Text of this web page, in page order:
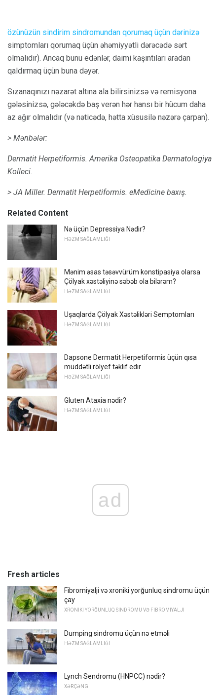
özünüzün sindirim sindromundan qorumaq üçün dərinizə
simptomları qorumaq üçün əhəmiyyətli dərəcədə sərt
olmalıdır). Ancaq bunu edənlər, daimi kaşıntıları aradan
qaldırmaq üçün buna dəyər.
Sızanaqınızı nəzarət altına ala bilirsinizsə və remisyona
gələsinizsə, gələcəkdə baş verən hər hansı bir hücum daha
az ağır olmalıdır (və nəticədə, hətta xüsusilə nəzərə çarpan).
> Mənbələr:
Dermatit Herpetiformis. Amerika Osteopatika Dermatologiya
Kolleci.
> JA Miller. Dermatit Herpetiformis. eMedicine baxış.
Related Content
Nə üçün Depressiya Nədir?
HƏZM SAĞLAMLIĞI
Mənim əsas təsəvvürüm konstipasiya olarsa
Çölyak xəstəliyinə səbəb ola bilərəm?
HƏZM SAĞLAMLIĞI
Uşaqlarda Çölyak Xəstəlikləri Semptomları
HƏZM SAĞLAMLIĞI
Dapsone Dermatit Herpetiformis üçün qısa
müddətli rölyef təklif edir
HƏZM SAĞLAMLIĞI
Gluten Ataxia nədir?
HƏZM SAĞLAMLIĞI
ad
Fresh articles
Fibromiyalji və xroniki yorğunluq sindromu üçün
çay
XRONIKI YORĞUNLUQ SINDROMU VƏ FIBROMIYALJI
Dumping sindromu üçün nə etməli
HƏZM SAĞLAMLIĞI
Lynch Sendromu (HNPCC) nədir?
XƏRÇƏNG